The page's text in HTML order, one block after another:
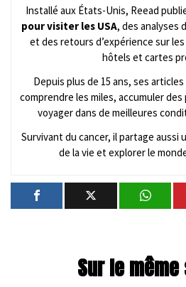
Installé aux États-Unis, Reead
pour visiter les USA, des analyses
et des retours d’expérience sur
hôtels et cartes
Depuis plus de 15 ans, ses
comprendre les miles, accumuler
voyager dans de meilleures
Survivant du cancer, il partage aussi
de la vie et explorer le
Sur le